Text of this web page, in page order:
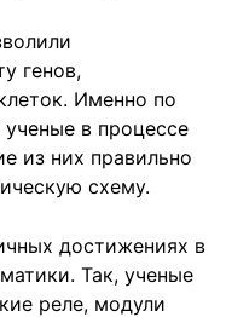
генов,
Именно по
в процессе
из них правильно
схему.
достижениях в
Так, ученые
реле, модули